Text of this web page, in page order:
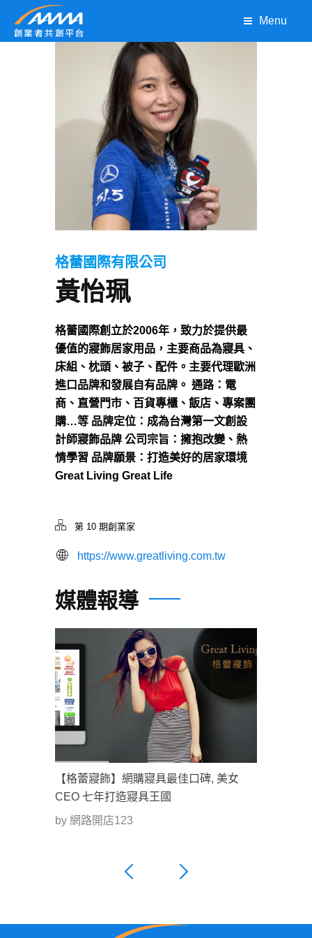
Menu
格蕾國際有限公司
黃怡珮
格蕾國際創立於2006年，致力於提供最
優值的寢飾居家用品，主要商品為寢具、
床組、枕頭、被子、配件。主要代理歐洲
進口品牌和發展自有品牌。 通路：電
商、直營門市、百貨專櫃、飯店、專案團
購…等 品牌定位：成為台灣第一文創設
計師寢飾品牌 公司宗旨：擁抱改變、熱
情學習 品牌願景：打造美好的居家環境
Great Living Great Life
第 10 期創業家
https://www.greatliving.com.tw
媒體報導
【格蕾寢飾】網購寢具最佳口碑, 美女
CEO 七年打造寢具王國
by 網路開店123